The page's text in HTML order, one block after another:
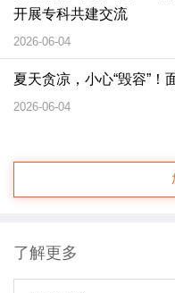
开展专科共建交流
2026-06-04
夏天贪凉，小心“毁容”
2026-06-04
了解更多